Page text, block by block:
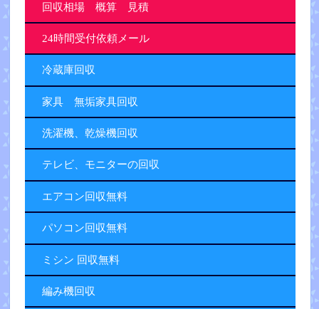
回収相場 概算 見積
24時間受付依頼メール
冷蔵庫回収
家具 無垢家具回収
洗濯機、乾燥機回収
テレビ、モニターの回収
エアコン回収無料
パソコン回収無料
ミシン 回収無料
編み機回収